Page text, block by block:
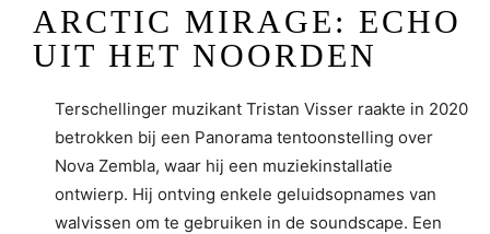
ARCTIC MIRAGE: ECHO
UIT HET NOORDEN
Terschellinger muzikant Tristan Visser raakte in 2020
betrokken bij een Panorama tentoonstelling over
Nova Zembla, waar hij een muziekinstallatie
ontwierp. Hij ontving enkele geluidsopnames van
walvissen om te gebruiken in de soundscape. Een